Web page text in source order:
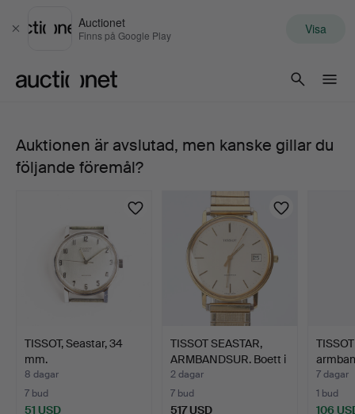
Stäng
Auctionet
Finns på Google Play Visa
TISSOT,
Seastar,
1900-
tal.
Auktionen är avslutad, men kanske gillar du
följande föremål?
TISSOT, Seastar, 34
mm.
8 dagar
7 bud
51 USD
TISSOT SEASTAR,
ARMBANDSUR. Boett i
14k gu…
2 dagar
7 bud
517 USD
tal, q…
7 dagar
1 bud
106